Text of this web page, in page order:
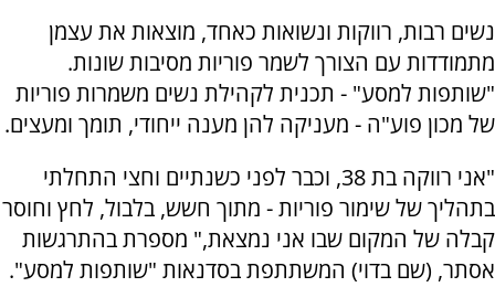
נשים רבות, רווקות ונשואות כאחד, מוצאות את עצמן
מתמודדות עם הצורך לשמר פוריות מסיבות שונות.
"שותפות למסע" - תכנית לקהילת נשים משמרות פוריות
של מכון פוע"ה - מעניקה להן מענה ייחודי, תומך ומעצים.
"אני רווקה בת 38, וכבר לפני כשנתיים וחצי התחלתי
בתהליך של שימור פוריות - מתוך חשש, בלבול, לחץ וחוסר
קבלה של המקום שבו אני נמצאת," מספרת בהתרגשות
אסתר, (שם בדוי) המשתתפת בסדנאות "שותפות למסע".